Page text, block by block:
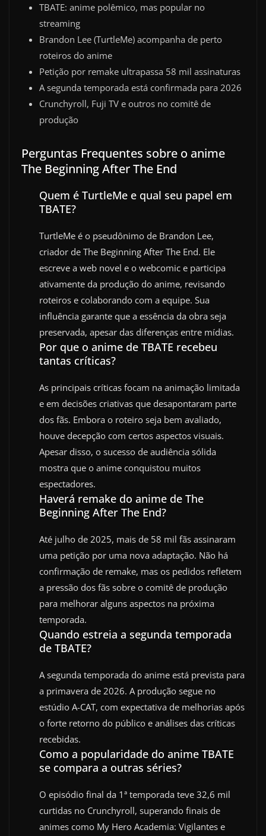
TBATE: anime polêmico, mas popular no
streaming
Brandon Lee (TurtleMe) acompanha de perto
roteiros do anime
Petição por remake ultrapassa 58 mil assinaturas
A segunda temporada está confirmada para 2026
Crunchyroll, Fuji TV e outros no comitê de
produção
Perguntas Frequentes sobre o anime
The Beginning After The End
Quem é TurtleMe e qual seu papel em
TBATE?
TurtleMe é o pseudônimo de Brandon Lee,
criador de The Beginning After The End. Ele
escreve a web novel e o webcomic e participa
ativamente da produção do anime, revisando
roteiros e colaborando com a equipe. Sua
influência garante que a essência da obra seja
preservada, apesar das diferenças entre mídias.
Por que o anime de TBATE recebeu
tantas críticas?
As principais críticas focam na animação limitada
e em decisões criativas que desapontaram parte
dos fãs. Embora o roteiro seja bem avaliado,
houve decepção com certos aspectos visuais.
Apesar disso, o sucesso de audiência sólida
mostra que o anime conquistou muitos
espectadores.
Haverá remake do anime de The
Beginning After The End?
Até julho de 2025, mais de 58 mil fãs assinaram
uma petição por uma nova adaptação. Não há
confirmação de remake, mas os pedidos refletem
a pressão dos fãs sobre o comitê de produção
para melhorar alguns aspectos na próxima
temporada.
Quando estreia a segunda temporada
de TBATE?
A segunda temporada do anime está prevista para
a primavera de 2026. A produção segue no
estúdio A-CAT, com expectativa de melhorias após
o forte retorno do público e análises das críticas
recebidas.
Como a popularidade do anime TBATE
se compara a outras séries?
O episódio final da 1ª temporada teve 32,6 mil
curtidas no Crunchyroll, superando finais de
animes como My Hero Academia: Vigilantes e